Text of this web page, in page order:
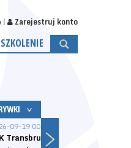
Zarejestruj konto
SZKOLENIE
09-19 00:00
Transbruk Toruń